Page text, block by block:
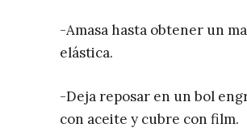
-Amasa hasta obtener un
elástica.
-Deja reposar en un bol
con aceite y cubre con film.